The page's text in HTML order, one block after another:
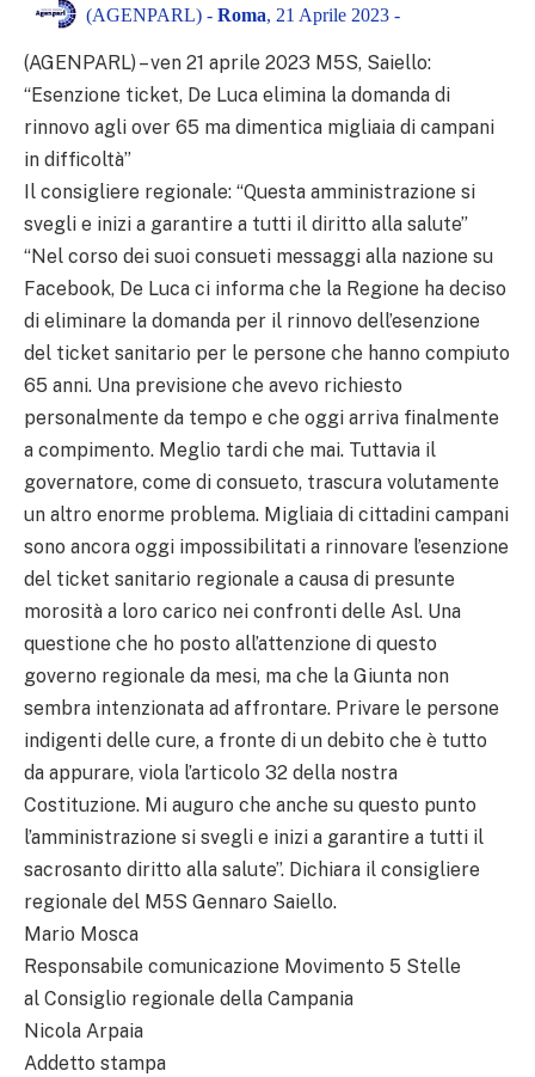
(AGENPARL) - Roma, 21 Aprile 2023 -
(AGENPARL) – ven 21 aprile 2023 M5S, Saiello:
“Esenzione ticket, De Luca elimina la domanda di
rinnovo agli over 65 ma dimentica migliaia di campani
in difficoltà”
Il consigliere regionale: “Questa amministrazione si
svegli e inizi a garantire a tutti il diritto alla salute”
“Nel corso dei suoi consueti messaggi alla nazione su
Facebook, De Luca ci informa che la Regione ha deciso
di eliminare la domanda per il rinnovo dell’esenzione
del ticket sanitario per le persone che hanno compiuto
65 anni. Una previsione che avevo richiesto
personalmente da tempo e che oggi arriva finalmente
a compimento. Meglio tardi che mai. Tuttavia il
governatore, come di consueto, trascura volutamente
un altro enorme problema. Migliaia di cittadini campani
sono ancora oggi impossibilitati a rinnovare l’esenzione
del ticket sanitario regionale a causa di presunte
morosità a loro carico nei confronti delle Asl. Una
questione che ho posto all’attenzione di questo
governo regionale da mesi, ma che la Giunta non
sembra intenzionata ad affrontare. Privare le persone
indigenti delle cure, a fronte di un debito che è tutto
da appurare, viola l’articolo 32 della nostra
Costituzione. Mi auguro che anche su questo punto
l’amministrazione si svegli e inizi a garantire a tutti il
sacrosanto diritto alla salute”. Dichiara il consigliere
regionale del M5S Gennaro Saiello.
Mario Mosca
Responsabile comunicazione Movimento 5 Stelle
al Consiglio regionale della Campania
Nicola Arpaia
Addetto stampa